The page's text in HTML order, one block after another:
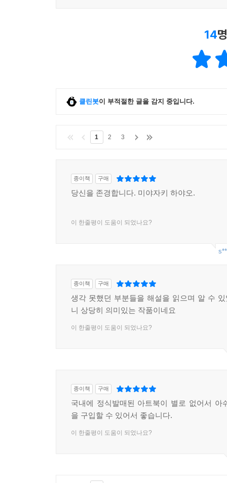
14
클린봇이 부적절한 글을 감지 중입니다.
1 2 3
종이책 구매
당신을 존경합니다. 미야자키 하야오.
이 한줄평이 도움이 되었나요?
종이책 구매
생각 못했던 부분들을 해설을 읽으며 알 수
니 상당히 의미있는 작품이네요
이 한줄평이 도움이 되었나요?
종이책 구매
국내에 정식발매된 아트북이 별로 없어서 아
을 구입할 수 있어서 좋습니다.
이 한줄평이 도움이 되었나요?